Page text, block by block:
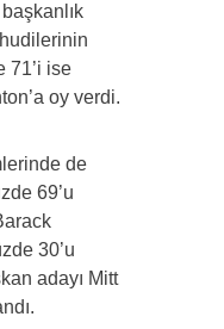
71’i ise
oy verdi.
de
69’u
30’u
adayı Mitt